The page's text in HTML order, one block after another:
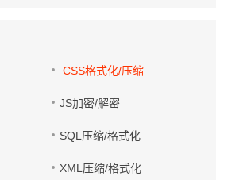
CSS格式化/压缩
JS加密/解密
SQL压缩/格式化
XML压缩/格式化